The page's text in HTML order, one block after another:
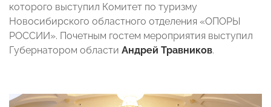
которого выступил Комитет по туризму
Новосибирского областного отделения «ОПОРЫ
РОССИИ». Почетным гостем мероприятия выступил
Губернатором области Андрей Травников.